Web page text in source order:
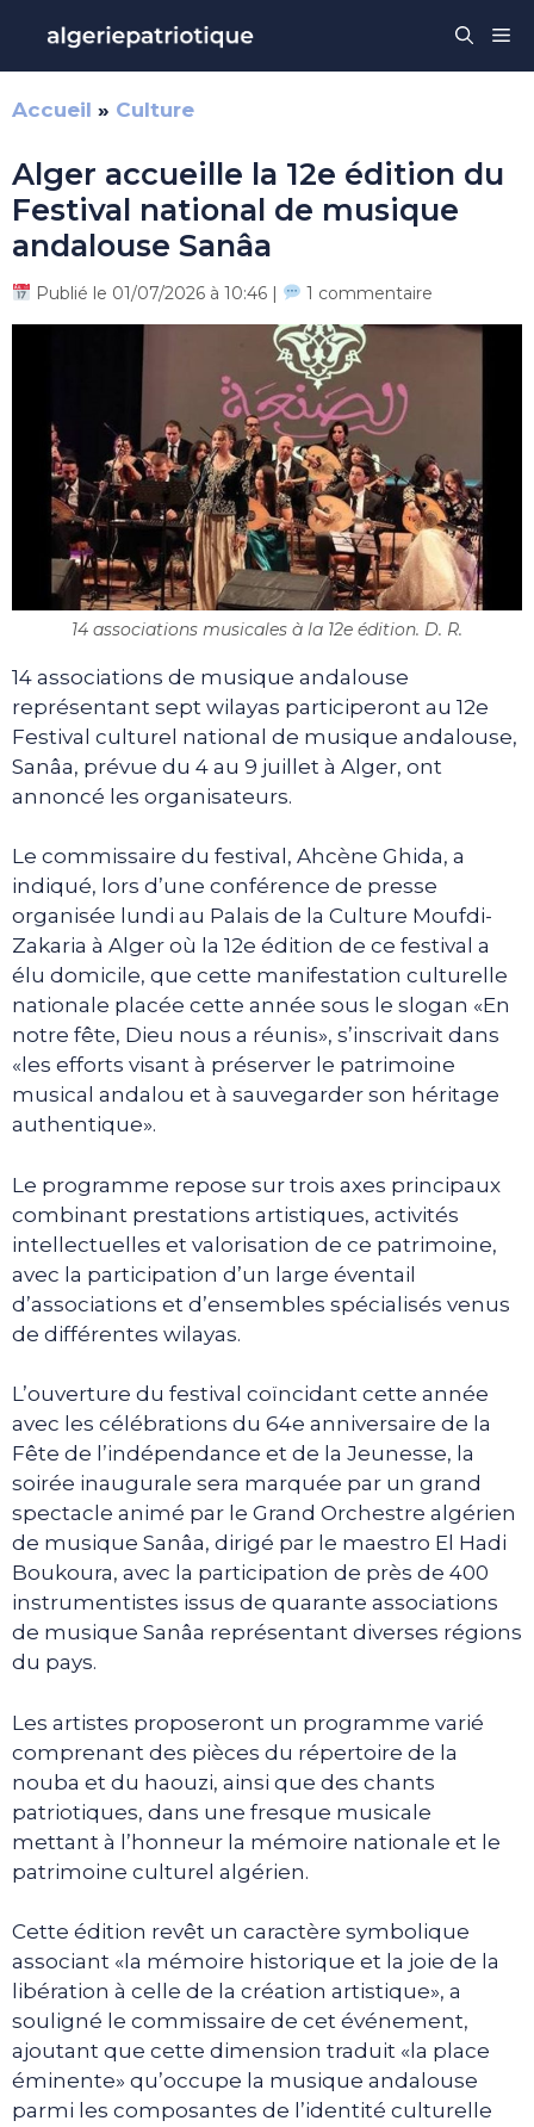
contenu
Accueil » Culture
Alger accueille la 12e édition du
Festival national de musique
andalouse Sanâa
Publié le 01/07/2026 à 10:46 | 1 commentaire
14 associations musicales à la 12e édition. D. R.
14 associations de musique andalouse
représentant sept wilayas participeront au 12e
Festival culturel national de musique andalouse,
Sanâa, prévue du 4 au 9 juillet à Alger, ont
annoncé les organisateurs.
Le commissaire du festival, Ahcène Ghida, a
indiqué, lors d’une conférence de presse
organisée lundi au Palais de la Culture Moufdi-
Zakaria à Alger où la 12e édition de ce festival a
élu domicile, que cette manifestation culturelle
nationale placée cette année sous le slogan «En
notre fête, Dieu nous a réunis», s’inscrivait dans
«les efforts visant à préserver le patrimoine
musical andalou et à sauvegarder son héritage
authentique».
Le programme repose sur trois axes principaux
combinant prestations artistiques, activités
intellectuelles et valorisation de ce patrimoine,
avec la participation d’un large éventail
d’associations et d’ensembles spécialisés venus
de différentes wilayas.
L’ouverture du festival coïncidant cette année
avec les célébrations du 64e anniversaire de la
Fête de l’indépendance et de la Jeunesse, la
soirée inaugurale sera marquée par un grand
spectacle animé par le Grand Orchestre algérien
de musique Sanâa, dirigé par le maestro El Hadi
Boukoura, avec la participation de près de 400
instrumentistes issus de quarante associations
de musique Sanâa représentant diverses régions
du pays.
Les artistes proposeront un programme varié
comprenant des pièces du répertoire de la
nouba et du haouzi, ainsi que des chants
patriotiques, dans une fresque musicale
mettant à l’honneur la mémoire nationale et le
patrimoine culturel algérien.
Cette édition revêt un caractère symbolique
associant «la mémoire historique et la joie de la
libération à celle de la création artistique», a
souligné le commissaire de cet événement,
ajoutant que cette dimension traduit «la place
éminente» qu’occupe la musique andalouse
parmi les composantes de l’identité culturelle